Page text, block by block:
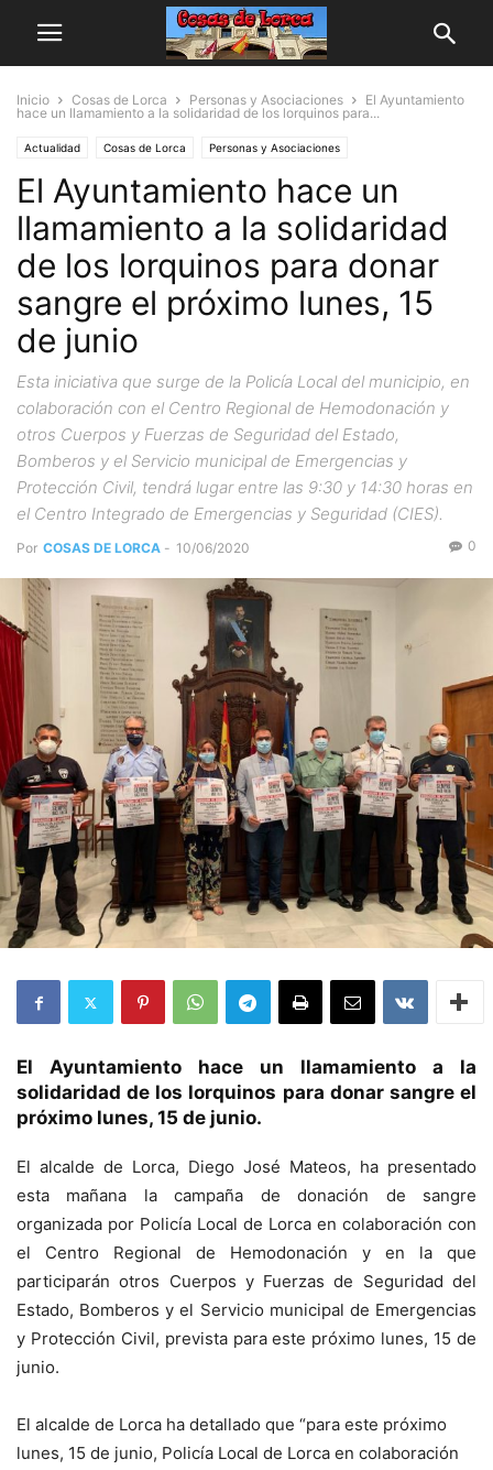
Inicio Cosas de Lorca Personas y Asociaciones
El Ayuntamiento
hace un llamamiento a la solidaridad de los lorquinos para...
Actualidad Cosas de Lorca Personas y Asociaciones
El Ayuntamiento hace un
llamamiento a la solidaridad
de los lorquinos para donar
sangre el próximo lunes, 15
de junio
Esta iniciativa que surge de la Policía Local del municipio, en
colaboración con el Centro Regional de Hemodonación y
otros Cuerpos y Fuerzas de Seguridad del Estado,
Bomberos y el Servicio municipal de Emergencias y
Protección Civil, tendrá lugar entre las 9:30 y 14:30 horas en
el Centro Integrado de Emergencias y Seguridad (CIES).
Por COSAS DE LORCA - 10/06/2020 0
El Ayuntamiento hace un llamamiento a la
solidaridad de los lorquinos para donar sangre el
próximo lunes, 15 de junio.
El alcalde de Lorca, Diego José Mateos, ha presentado
esta mañana la campaña de donación de sangre
organizada por Policía Local de Lorca en colaboración con
el Centro Regional de Hemodonación y en la que
participarán otros Cuerpos y Fuerzas de Seguridad del
Estado, Bomberos y el Servicio municipal de Emergencias
y Protección Civil, prevista para este próximo lunes, 15 de
junio.
El alcalde de Lorca ha detallado que “para este próximo
lunes, 15 de junio, Policía Local de Lorca en colaboración